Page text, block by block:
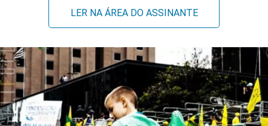
LER NA ÁREA DO ASSINANTE